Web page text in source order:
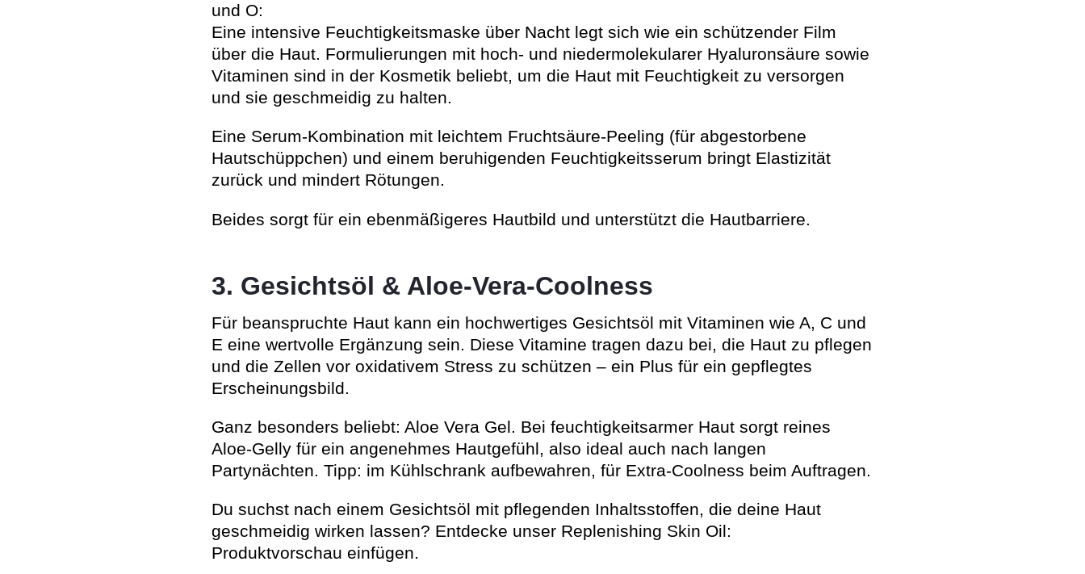
und O:
Eine intensive Feuchtigkeitsmaske über Nacht legt sich wie ein schützender Film
über die Haut. Formulierungen mit hoch- und niedermolekularer Hyaluronsäure sowie
Vitaminen sind in der Kosmetik beliebt, um die Haut mit Feuchtigkeit zu versorgen
und sie geschmeidig zu halten.
Eine Serum-Kombination mit leichtem Fruchtsäure-Peeling (für abgestorbene
Hautschüppchen) und einem beruhigenden Feuchtigkeitsserum bringt Elastizität
zurück und mindert Rötungen.
Beides sorgt für ein ebenmäßigeres Hautbild und unterstützt die Hautbarriere.
3. Gesichtsöl & Aloe-Vera-Coolness
Für beanspruchte Haut kann ein hochwertiges Gesichtsöl mit Vitaminen wie A, C und
E eine wertvolle Ergänzung sein. Diese Vitamine tragen dazu bei, die Haut zu pflegen
und die Zellen vor oxidativem Stress zu schützen – ein Plus für ein gepflegtes
Erscheinungsbild.
Ganz besonders beliebt: Aloe Vera Gel. Bei feuchtigkeitsarmer Haut sorgt reines
Aloe-Gelly für ein angenehmes Hautgefühl, also ideal auch nach langen
Partynächten. Tipp: im Kühlschrank aufbewahren, für Extra-Coolness beim Auftragen.
Du suchst nach einem Gesichtsöl mit pflegenden Inhaltsstoffen, die deine Haut
geschmeidig wirken lassen? Entdecke unser Replenishing Skin Oil:
Produktvorschau einfügen.